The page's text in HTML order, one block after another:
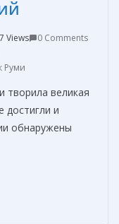
Views
0 Comments
Руми
творила великая
достигли и
обнаружены